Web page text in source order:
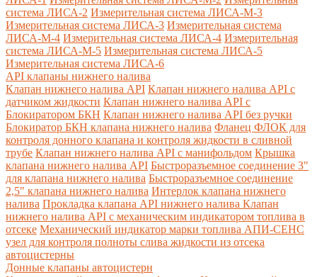
система ЛИСА-2 Измерительная система ЛИСА-М-3
Измерительная система ЛИСА-3 Измерительная система
ЛИСА-М-4 Измерительная система ЛИСА-4 Измерительная
система ЛИСА-М-5 Измерительная система ЛИСА-5
Измерительная система ЛИСА-6
API клапаны нижнего налива
Клапан нижнего налива API Клапан нижнего налива API с
датчиком жидкости Клапан нижнего налива API с
Блокиратором БКН Клапан нижнего налива API без ручки
Блокиратор БКН клапана нижнего налива Фланец ФЛОК для
контроля донного клапана и контроля жидкости в сливной
трубе Клапан нижнего налива API с манифольдом Крышка
клапана нижнего налива API Быстроразъемное соединение 3"
для клапана нижнего налива Быстроразъемное соединение
2,5" клапана нижнего налива Интерлок клапана нижнего
налива Прокладка клапана API нижнего налива Клапан
нижнего налива API с механическим индикатором топлива в
отсеке Механический индикатор марки топлива АПИ-СЕНС
узел для контроля полноты слива жидкости из отсека
автоцистерны
Донные клапаны автоцистерн